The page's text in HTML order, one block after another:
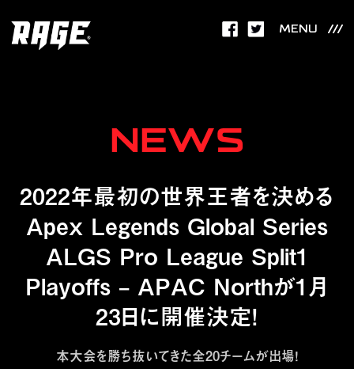
MENU
NEWS
2022年最初の世界王者を決める
Apex Legends Global Series
ALGS Pro League Split1
Playoffs – APAC Northが1月
23日に開催決定！
本大会を勝ち抜いてきた全20チームが出場！